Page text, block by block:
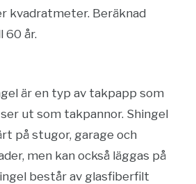
kvadratmeter. Beräknad
60 år.
är en typ av takpapp som
ut som takpannor. Shingel
på stugor, garage och
men kan också läggas på
består av glasfiberfilt